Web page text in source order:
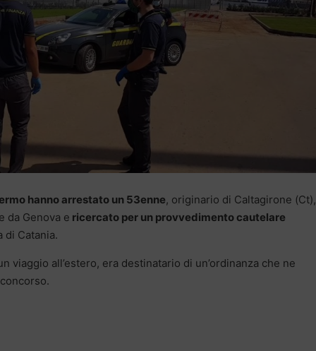
hanno arrestato un 53enne, originario di Caltagirone (Ct),
da Genova e ricercato per un provvedimento cautelare
di Catania.
viaggio all’estero, era destinatario di un’ordinanza che ne